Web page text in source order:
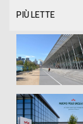
PIÙ LETTE